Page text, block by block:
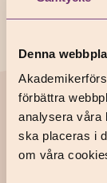
Denna
förbättra
analysera våra
ska placeras i
om våra
Anmäl en skada
Frågor och svar